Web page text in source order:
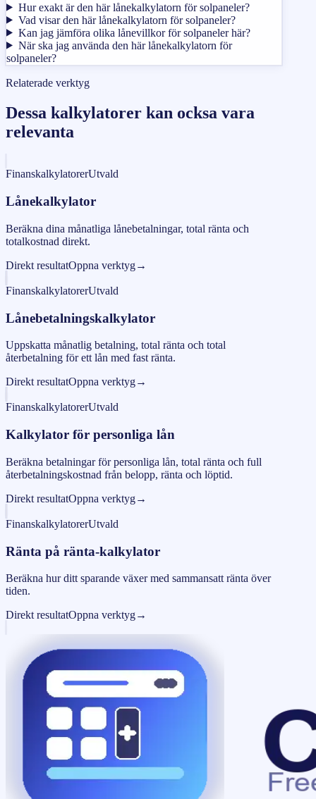
Hur exakt är den här lånekalkylatorn för solpaneler?
Vad visar den här lånekalkylatorn för solpaneler?
Kan jag jämföra olika lånevillkor för solpaneler här?
När ska jag använda den här lånekalkylatorn för
solpaneler?
Relaterade verktyg
Dessa kalkylatorer kan ocksa vara
relevanta
FinanskalkylatorerUtvald
Lånekalkylator
Beräkna dina månatliga lånebetalningar, total ränta och
totalkostnad direkt.
Direkt resultatOppna verktyg→
FinanskalkylatorerUtvald
Lånebetalningskalkylator
Uppskatta månatlig betalning, total ränta och total
återbetalning för ett lån med fast ränta.
Direkt resultatOppna verktyg→
FinanskalkylatorerUtvald
Kalkylator för personliga lån
Beräkna betalningar för personliga lån, total ränta och full
återbetalningskostnad från belopp, ränta och löptid.
Direkt resultatOppna verktyg→
FinanskalkylatorerUtvald
Ränta på ränta-kalkylator
Beräkna hur ditt sparande växer med sammansatt ränta över
tiden.
Direkt resultatOppna verktyg→